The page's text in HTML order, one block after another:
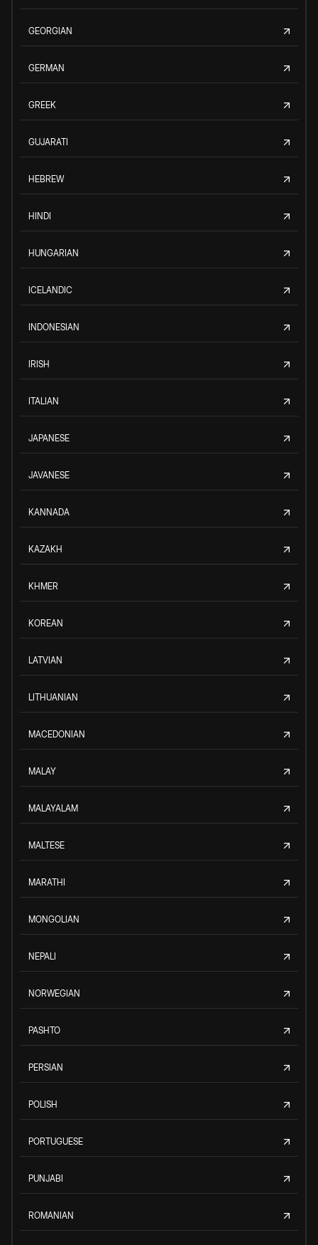
GEORGIAN
GERMAN
GREEK
GUJARATI
HEBREW
HINDI
HUNGARIAN
ICELANDIC
INDONESIAN
IRISH
ITALIAN
JAPANESE
JAVANESE
KANNADA
KAZAKH
KHMER
KOREAN
LATVIAN
LITHUANIAN
MACEDONIAN
MALAY
MALAYALAM
MALTESE
MARATHI
MONGOLIAN
NEPALI
NORWEGIAN
PASHTO
PERSIAN
POLISH
PORTUGUESE
PUNJABI
ROMANIAN